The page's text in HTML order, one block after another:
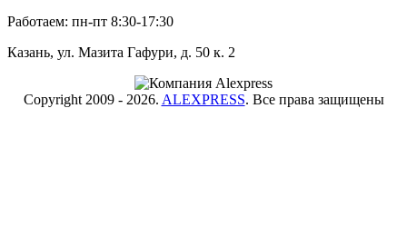
Работаем: пн-пт 8:30-17:30
Казань, ул. Мазита Гафури, д. 50 к. 2
Copyright 2009 - 2026. ALEXPRESS. Все права защищены